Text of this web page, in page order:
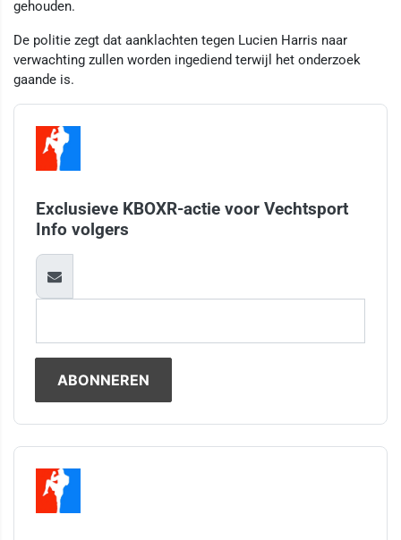
gehouden.
De politie zegt dat aanklachten tegen Lucien Harris naar
verwachting zullen worden ingediend terwijl het onderzoek
gaande is.
Exclusieve KBOXR-actie voor Vechtsport
Info volgers